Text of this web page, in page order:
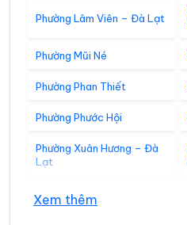
Phường Lâm Viên – Đà Lạt
Phường Mũi Né
Phường Phan Thiết
Phường Phước Hội
Phường Xuân Hương – Đà
Lạt
Xã Bắc Bình
Xem thêm